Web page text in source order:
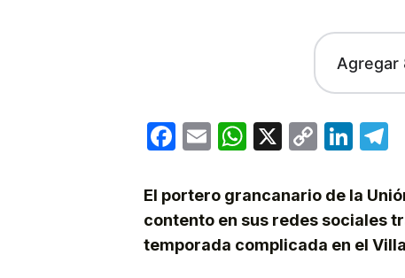
Agregar
Facebook
EmailWhatsApp
X
Copy
El portero grancanario de la
contento en sus redes sociales
temporada complicada en el